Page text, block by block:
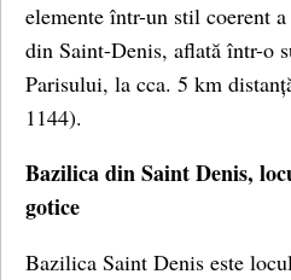
elemente într-un stil coerent
din Saint-Denis, aflată într-o
Parisului, la cca. 5 km
1144).
Bazilica din Saint Denis,
gotice
Bazilica Saint Denis este